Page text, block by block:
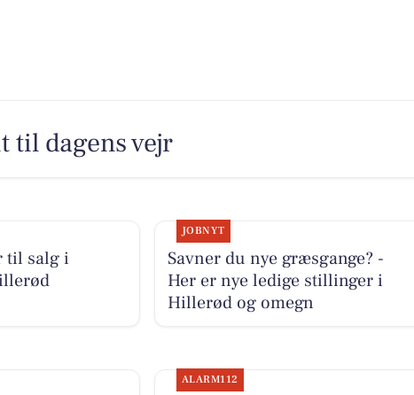
til dagens vejr
til salg i
JOBNYT
Savner du nye græsgange? -
Her er nye ledige stillinger i
Hillerød og omegn
ALARM112